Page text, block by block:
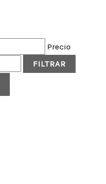
Precio
FILTRAR